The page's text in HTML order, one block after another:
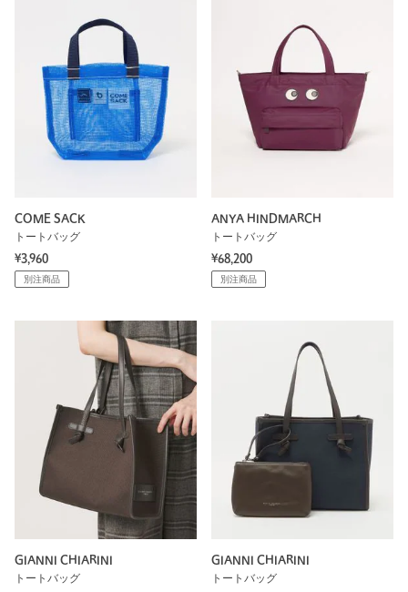
COME SACK
トートバッグ
¥3,960
別注商品
ANYA HINDMARCH
トートバッグ
¥68,200
別注商品
GIANNI CHIARINI
トートバッグ
GIANNI CHIARINI
トートバッグ